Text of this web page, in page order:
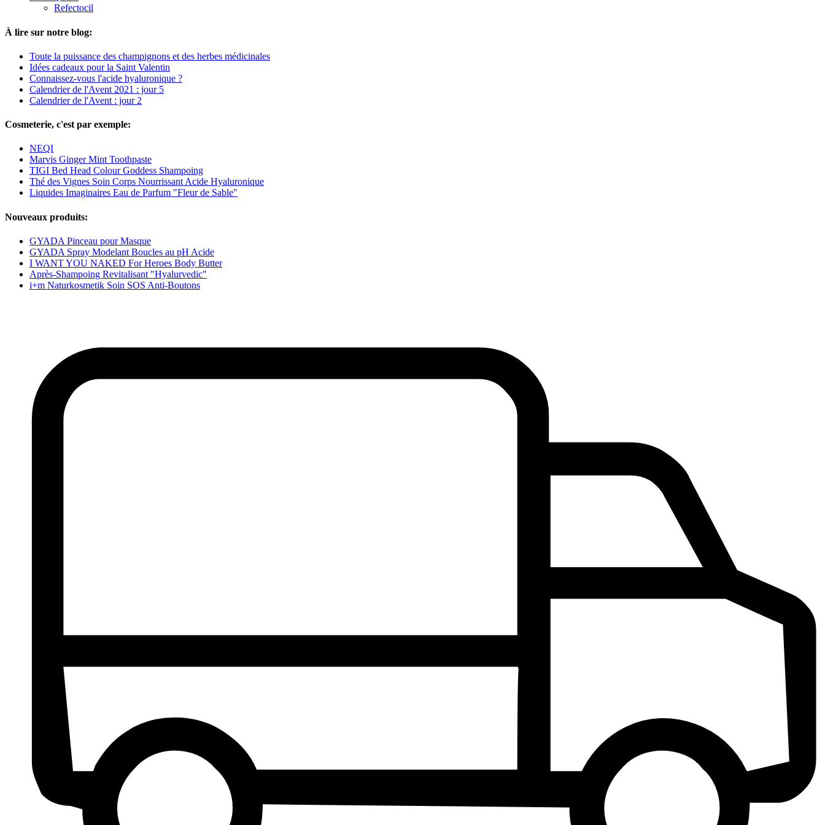
Refectocil
À lire sur notre blog:
Toute la puissance des champignons et des herbes médicinales
Idées cadeaux pour la Saint Valentin
Connaissez-vous l'acide hyaluronique ?
Calendrier de l'Avent 2021 : jour 5
Calendrier de l'Avent : jour 2
Cosmeterie, c'est par exemple:
NEQI
Marvis Ginger Mint Toothpaste
TIGI Bed Head Colour Goddess Shampoing
Thé des Vignes Soin Corps Nourrissant Acide Hyaluronique
Liquides Imaginaires Eau de Parfum "Fleur de Sable"
Nouveaux produits:
GYADA Pinceau pour Masque
GYADA Spray Modelant Boucles au pH Acide
I WANT YOU NAKED For Heroes Body Butter
Après-Shampoing Revitalisant "Hyalurvedic"
i+m Naturkosmetik Soin SOS Anti-Boutons